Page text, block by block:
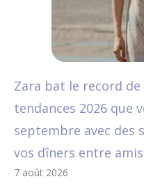
Zara bat le record
tendances 2026 que
septembre avec des
vos dîners entre amis
7 août 2026